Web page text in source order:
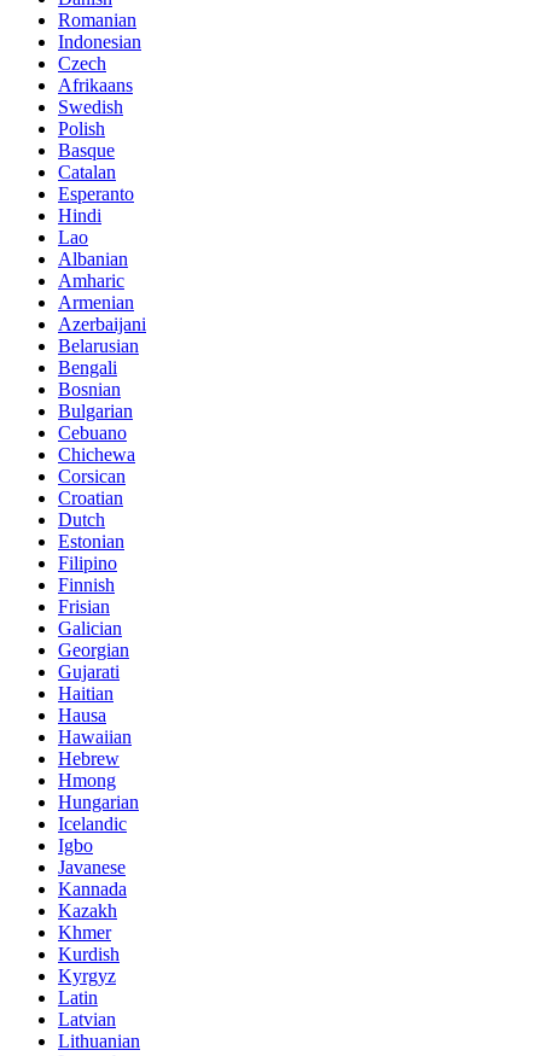
Romanian
Indonesian
Czech
Afrikaans
Swedish
Polish
Basque
Catalan
Esperanto
Hindi
Lao
Albanian
Amharic
Armenian
Azerbaijani
Belarusian
Bengali
Bosnian
Bulgarian
Cebuano
Chichewa
Corsican
Croatian
Dutch
Estonian
Filipino
Finnish
Frisian
Galician
Georgian
Gujarati
Haitian
Hausa
Hawaiian
Hebrew
Hmong
Hungarian
Icelandic
Igbo
Javanese
Kannada
Kazakh
Khmer
Kurdish
Kyrgyz
Latin
Latvian
Lithuanian